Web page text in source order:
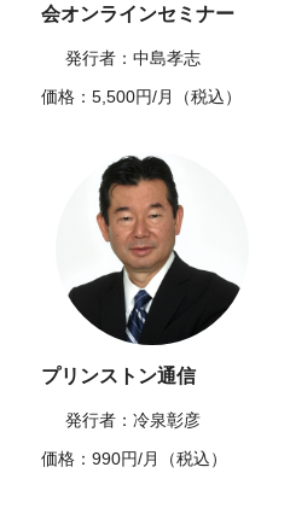
会オンラインセミナー
発行者：中島孝志
価格：5,500円/月（税込）
プリンストン通信
発行者：冷泉彰彦
価格：990円/月（税込）